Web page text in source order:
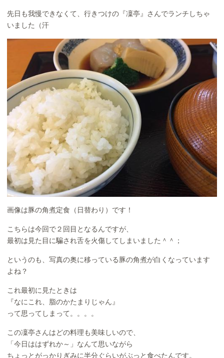
先日も我慢できなくて、行きつけの『凜亭』さんでランチしちゃ
いました（汗
画像は豚の角煮定食（日替わり）です！
こちらは今回で２回目となるんですが、
最初は見た目に騙され舌を火傷してしまいました＾＾；
というのも、写真の奥に移っている豚の角煮が白くなっています
よね？
これ最初に見たときは
『なにこれ、脂のかたまりじゃん』
って思ってしまって。。。。
この凜亭さんはどの料理も美味しいので、
「今日ははずれか～」なんて思いながら
ちょっとがっかりぎみに半分ぐらいがぶっと食べたんです。